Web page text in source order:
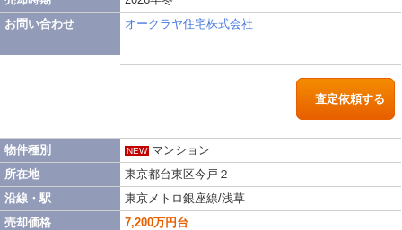
お問い合わせ
オークラヤ住宅株式会社
査定依頼する
物件種別
所在地
沿線・駅
売却価格
NEW マンション
東京都台東区今戸２
東京メトロ銀座線/浅草
7,200万円台